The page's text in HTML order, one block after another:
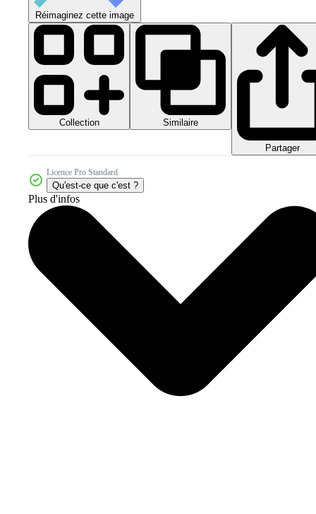
Réimaginez cette image
Collection Similaire
Partager
Licence Pro Standard
Qu'est-ce que c'est ?
Plus d'infos